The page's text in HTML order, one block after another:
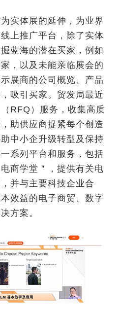
实体展的延伸，为业界
上推广平台，除了实体
蓝海的潜在买家，例如
，以及未能亲临展会的
展商的公司概览、产品
吸引买家。贸发局最近
RFQ）服务，收集高质
助供应商捉紧每个创造
中小企升级转型及保持
系列平台和服务，包括
商学堂＂，提供有关电
并与主要科技企业合
效益的电子商贸、数字
方案。